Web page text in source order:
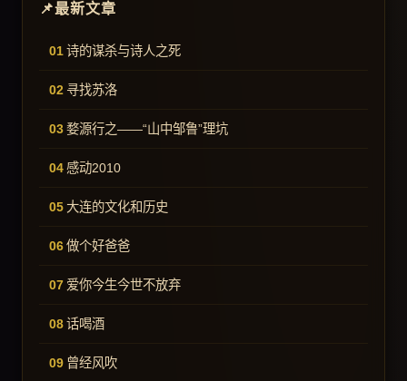
最新文章
诗的谋杀与诗人之死
寻找苏洛
婺源行之——“山中邹鲁”理坑
感动2010
大连的文化和历史
做个好爸爸
爱你今生今世不放弃
话喝酒
曾经风吹